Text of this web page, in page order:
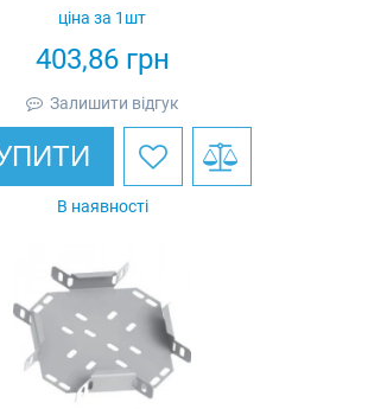
403,86грн
ціна за 1шт
Залишити відгук
В наявності